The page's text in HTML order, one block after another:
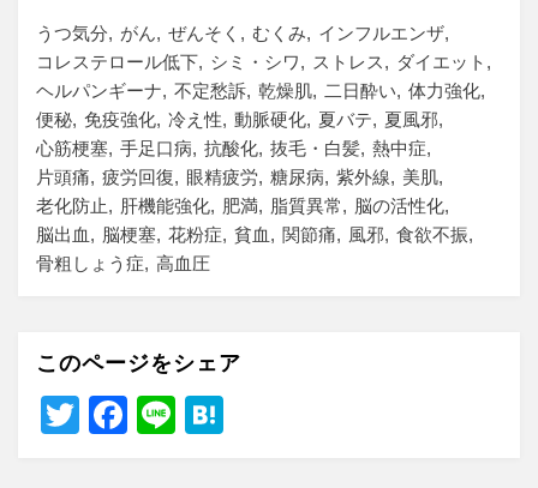
うつ気分 がん ぜんそく むくみ
インフルエンザ
コレステロール低下
シミ・シワ ストレス
ダイエット
ヘルパンギーナ
不定愁訴 乾燥肌 二日酔い
体力強化
便秘 免疫強化 冷え性 動脈硬化 夏バテ
夏風邪
心筋梗塞 手足口病 抗酸化 抜毛・白髪 熱中症
片頭痛
疲労回復 眼精疲労 糖尿病 紫外線
美肌
老化防止
肝機能強化 肥満 脂質異常
脳の活性化
脳出血
脳梗塞 花粉症 貧血 関節痛 風邪 食欲不振
骨粗しょう症
高血圧
このページをシェア
T
F
Li